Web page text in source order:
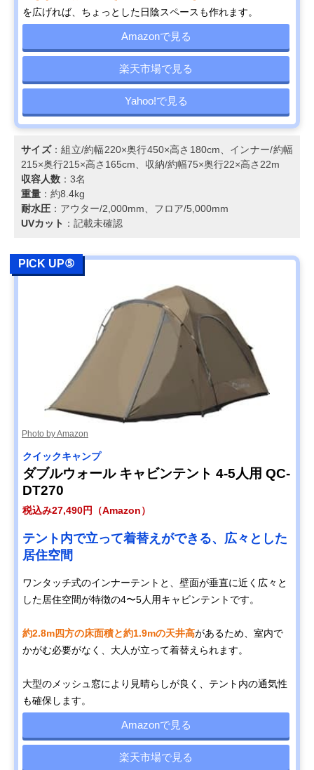
を広げれば、ちょっとした日陰スペースも作れます。
Amazonで見る
楽天市場で見る
Yahoo!で見る
サイズ：組立/約幅220×奥行450×高さ180cm、インナー/約幅
215×奥行215×高さ165cm、収納/約幅75×奥行22×高さ22m
収容人数 ：3名
重量 ：約8.4kg
耐水圧 ：アウター/2,000mm、フロア/5,000mm
UVカット ：記載未確認
PICK UP⑤
Photo by Amazon
クイックキャンプ
ダブルウォール キャビンテント 4-5人用 QC-
DT270
税込み27,490円（Amazon）
テント内で立って着替えができる、広々とした
居住空間
ワンタッチ式のインナーテントと、壁面が垂直に近く広々と
した居住空間が特徴の4〜5人用キャビンテントです。
約2.8m四方の床面積と約1.9mの天井高があるため、室内で
かがむ必要がなく、大人が立って着替えられます。
大型のメッシュ窓により見晴らしが良く、テント内の通気性
も確保します。
Amazonで見る
楽天市場で見る